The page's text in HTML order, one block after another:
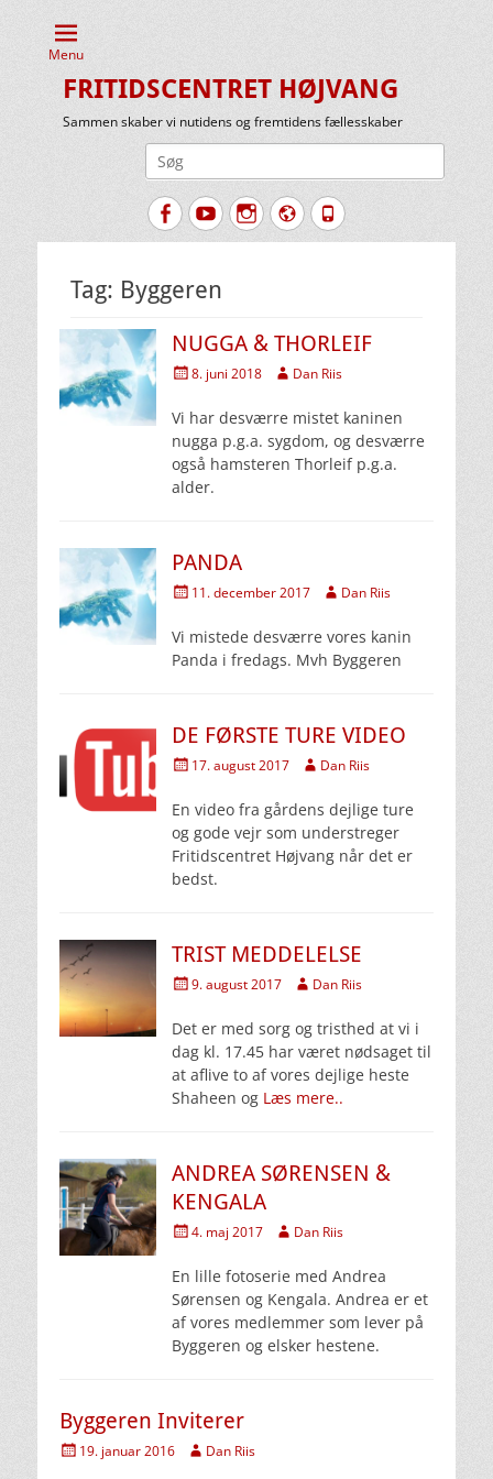
Menu
FRITIDSCENTRET HØJVANG
Sammen skaber vi nutidens og fremtidens fællesskaber
FacebookYouTubeInstagram
Website
Tlf.
Tag: Byggeren
NUGGA & THORLEIF
Udgivet
8. juni 2018 Forfatter
Dan Riis
Vi har desværre mistet kaninen
nugga p.g.a. sygdom, og desværre
også hamsteren Thorleif p.g.a.
alder.
PANDA
Udgivet
11. december 2017 Forfatter
Dan Riis
Vi mistede desværre vores kanin
Panda i fredags. Mvh Byggeren
DE FØRSTE TURE VIDEO
Udgivet
17. august 2017 Forfatter
Dan Riis
En video fra gårdens dejlige ture
og gode vejr som understreger
Fritidscentret Højvang når det er
bedst.
TRIST MEDDELELSE
Udgivet
9. august 2017 Forfatter
Dan Riis
Det er med sorg og tristhed at vi i
dag kl. 17.45 har været nødsaget til
at aflive to af vores dejlige heste
Shaheen og Læs mere..
ANDREA SØRENSEN &
KENGALA
Udgivet
4. maj 2017 Forfatter
Dan Riis
En lille fotoserie med Andrea
Sørensen og Kengala. Andrea er et
af vores medlemmer som lever på
Byggeren og elsker hestene.
Byggeren Inviterer
Udgivet
19. januar 2016 Forfatter
Dan Riis